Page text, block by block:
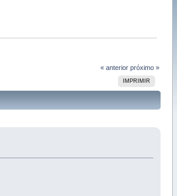
« anterior próximo »
IMPRIMIR